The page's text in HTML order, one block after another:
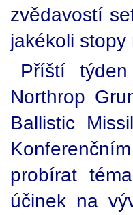
zvědavostí
jakékoli stopy
Příští
Northrop
Ballistic
probírat
účinek na